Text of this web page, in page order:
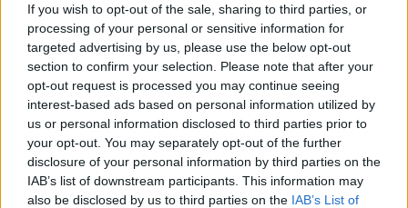
If you wish to opt-out of the sale, sharing to third parties, or
processing of your personal or sensitive information for
targeted advertising by us, please use the below opt-out
section to confirm your selection. Please note that after your
opt-out request is processed you may continue seeing
interest-based ads based on personal information utilized by
us or personal information disclosed to third parties prior to
your opt-out. You may separately opt-out of the further
disclosure of your personal information by third parties on the
IAB’s list of downstream participants. This information may
also be disclosed by us to third parties on the IAB’s List of
ΔΕ
30°
ΤΡ
ΤΕ